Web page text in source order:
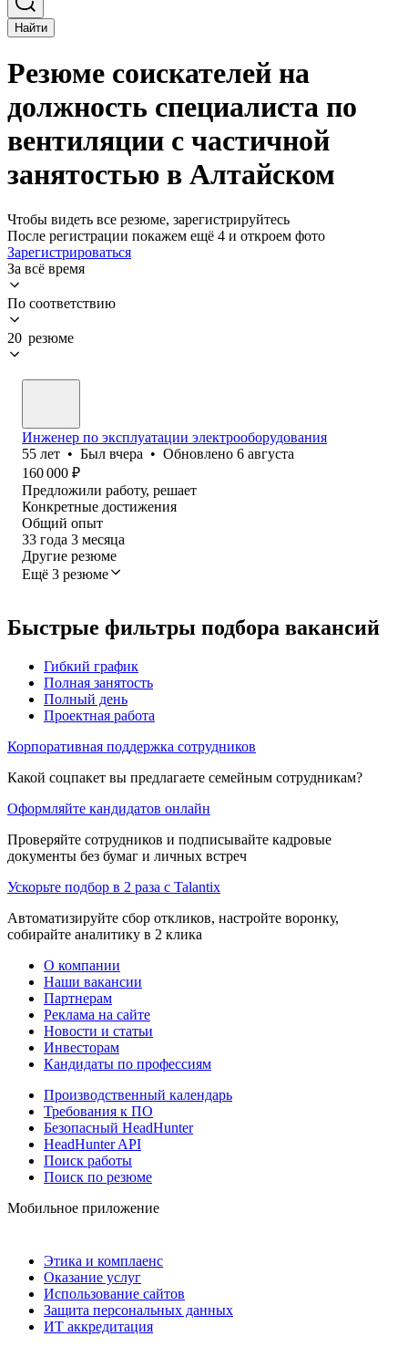
Найти
Резюме соискателей на
должность специалиста по
вентиляции с частичной
занятостью в Алтайском
Чтобы видеть все резюме, зарегистрируйтесь
После регистрации покажем ещё 4 и откроем фото
Зарегистрироваться
За всё время
По соответствию
20 резюме
Инженер по эксплуатации электрооборудования
55 лет • Был вчера • Обновлено 6 августа
160 000 ₽
Предложили работу, решает
Конкретные достижения
Общий опыт
33 года 3 месяца
Другие резюме
Ещё 3 резюме
Быстрые фильтры подбора вакансий
Гибкий график
Полная занятость
Полный день
Проектная работа
Корпоративная поддержка сотрудников
Какой соцпакет вы предлагаете семейным сотрудникам?
Оформляйте кандидатов онлайн
Проверяйте сотрудников и подписывайте кадровые
документы без бумаг и личных встреч
Ускорьте подбор в 2 раза с Talantix
Автоматизируйте сбор откликов, настройте воронку,
собирайте аналитику в 2 клика
О компании
Наши вакансии
Партнерам
Реклама на сайте
Новости и статьи
Инвесторам
Кандидаты по профессиям
Производственный календарь
Требования к ПО
Безопасный HeadHunter
HeadHunter API
Поиск работы
Поиск по резюме
Мобильное приложение
Этика и комплаенс
Оказание услуг
Использование сайтов
Защита персональных данных
ИТ аккредитация